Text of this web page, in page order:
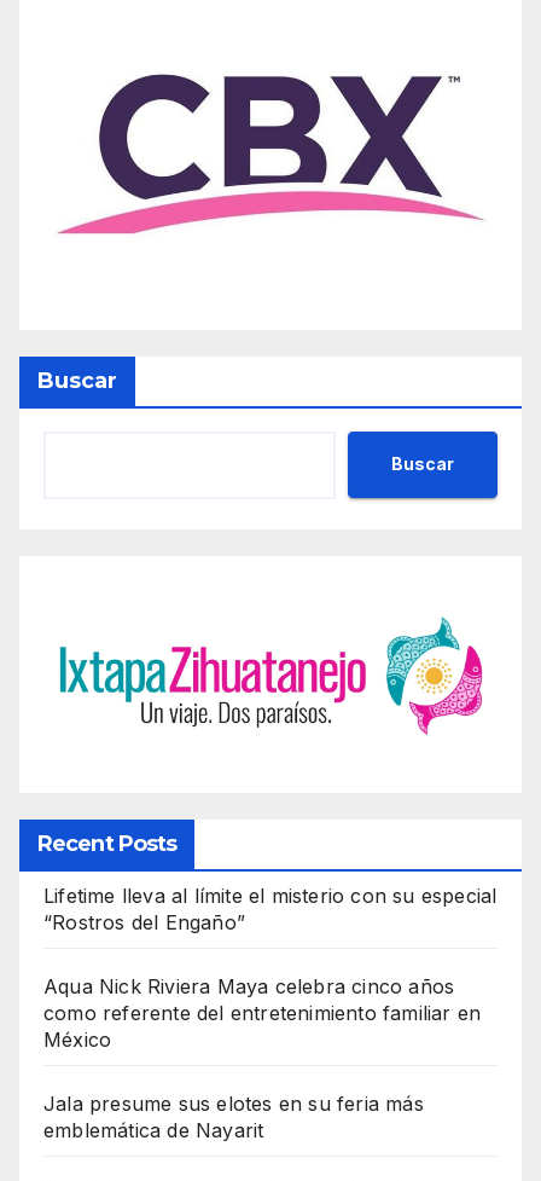
Buscar
Buscar
Recent Posts
Lifetime lleva al límite el misterio con su especial
“Rostros del Engaño”
Aqua Nick Riviera Maya celebra cinco años
como referente del entretenimiento familiar en
México
Jala presume sus elotes en su feria más
emblemática de Nayarit